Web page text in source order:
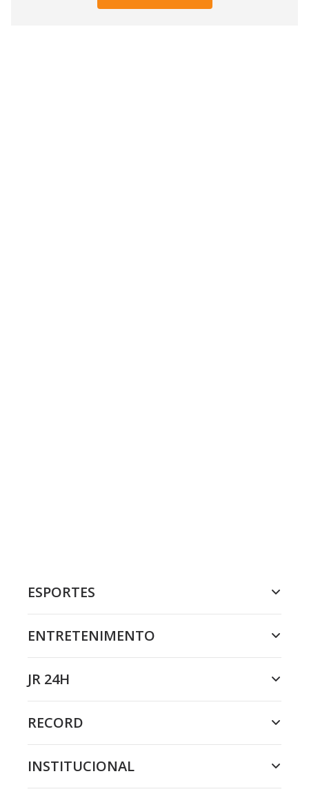
ESPORTES
ENTRETENIMENTO
JR 24H
RECORD
INSTITUCIONAL